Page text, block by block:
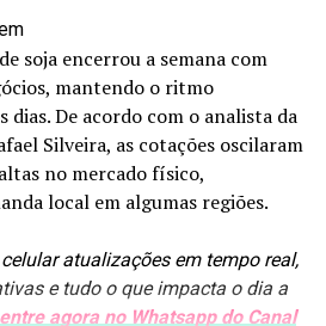
entre os segmentos que mais
Em nove anos, a produção de
para uma previsão de
de ICMS do setor
R$ 300 milhões para mais de R$ 4
trouxe novos produtos para
soja encerrou a semana com
mantendo o ritmo
dias. De acordo com o analista da
Silveira, as cotações oscilaram
no mercado físico,
local em algumas regiões.
atualizações em tempo real,
e tudo o que impacta o dia a
entre agora no Whatsapp do Canal